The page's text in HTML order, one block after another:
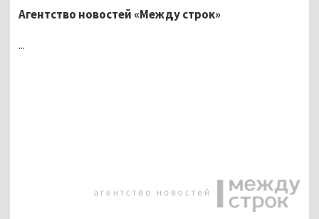
Агентство новостей «Между строк»
...